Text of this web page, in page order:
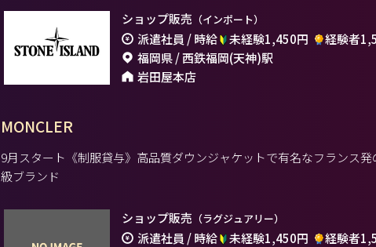
ショップ販売 （インポート）
派遣社員 / 時給 未経験1,450円
経験者
福岡県 / 西鉄福岡(天神)駅
岩田屋本店
MONCLER
9月スタート《制服貸与》高品質ダウンジャケットで有名なフランス発
級ブランド
ショップ販売 （ラグジュアリー）
派遣社員 / 時給 未経験1,450円
経験者